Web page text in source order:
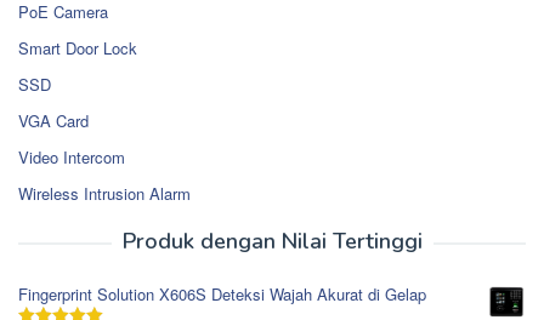
PoE Camera
Smart Door Lock
SSD
VGA Card
Video Intercom
Wireless Intrusion Alarm
Produk dengan Nilai Tertinggi
Fingerprint Solution X606S Deteksi Wajah Akurat di Gelap